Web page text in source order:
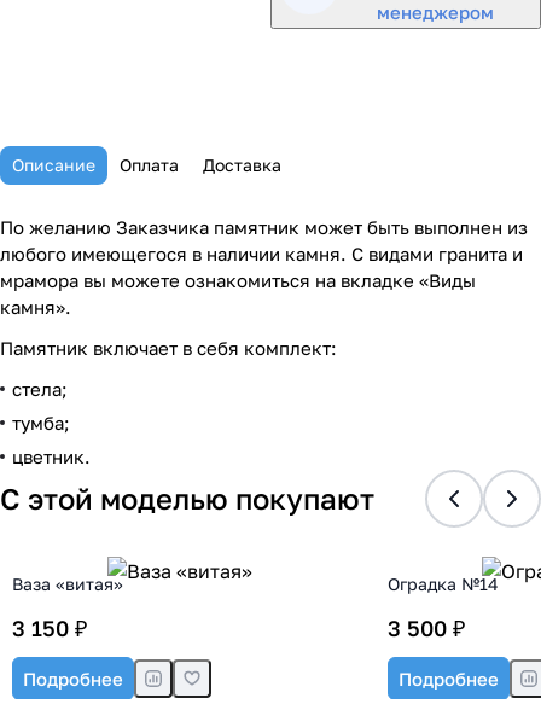
менеджером
Описание Оплата Доставка
По желанию Заказчика памятник может быть выполнен из
любого имеющегося в наличии камня. С видами гранита и
мрамора вы можете ознакомиться на вкладке «Виды
камня».
Памятник включает в себя комплект:
стела;
тумба;
цветник.
С этой моделью покупают
Ваза «витая»
3 150 ₽
Подробнее
Оградка №14
3 500 ₽
Подробнее